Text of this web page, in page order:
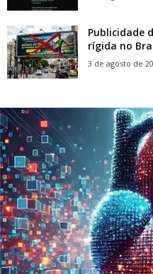
Publicidade
rígida no
3 de agosto de